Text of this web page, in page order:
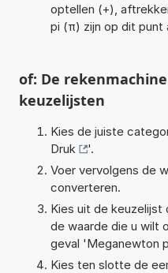
optellen (+),
pi (π) zijn op dit punt
of: De
keuzelijsten
Kies de juiste
Druk
'.
Voer vervolgens de
converteren.
Kies uit de
de waarde die u wilt
geval 'Meganewton
Kies ten slotte de